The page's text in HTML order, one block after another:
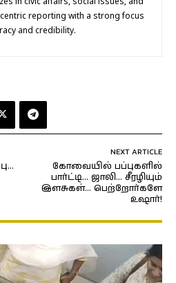
reporting with a strong focus
and credibility.
NEXT ARTICLE
கோவையில் பப்புகளில்
பார்ட்டி… ஜாலி… சீரழியும்
இளசுகள்… பெற்றோர்களே
உஷார்!